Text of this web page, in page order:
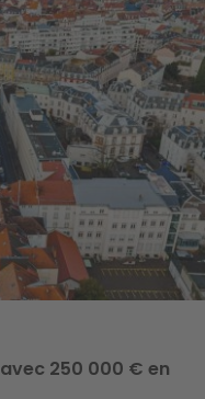
250 000 € en